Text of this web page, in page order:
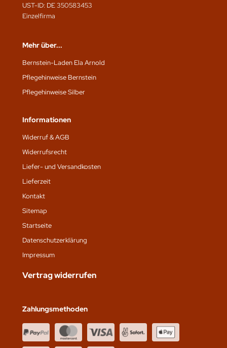
UST-ID: DE 350583453
Einzelfirma
Mehr über...
Bernstein-Laden Ela Arnold
Pflegehinweise Bernstein
Pflegehinweise Silber
Informationen
Widerruf & AGB
Widerrufsrecht
Liefer- und Versandkosten
Lieferzeit
Kontakt
Sitemap
Startseite
Datenschutz­erklärung
Impressum
Vertrag widerrufen
Zahlungsmethoden